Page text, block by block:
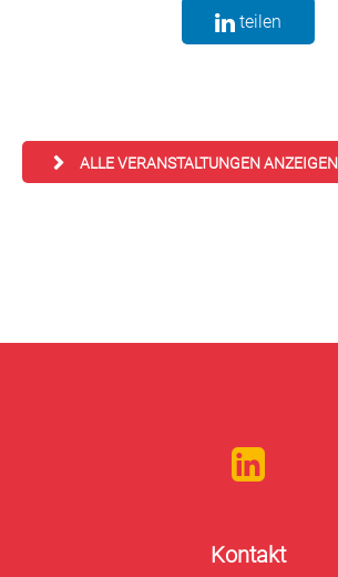
teilen
ALLE VERANSTALTUNGEN ANZEIGEN
Kontakt